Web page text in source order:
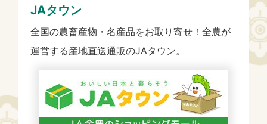
JAタウン
全国の農畜産物・名産品をお取り寄せ！全農が
運営する産地直送通販のJAタウン。